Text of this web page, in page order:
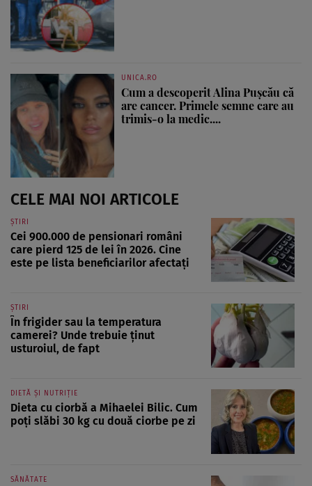
UNICA.RO
Cum a descoperit Alina Pușcău că
are cancer. Primele semne care au
trimis-o la medic....
CELE MAI NOI ARTICOLE
ȘTIRI
Cei 900.000 de pensionari români
care pierd 125 de lei în 2026. Cine
este pe lista beneficiarilor afectați
ȘTIRI
În frigider sau la temperatura
camerei? Unde trebuie ținut
usturoiul, de fapt
DIETĂ ȘI NUTRIȚIE
Dieta cu ciorbă a Mihaelei Bilic. Cum
poți slăbi 30 kg cu două ciorbe pe zi
SĂNĂTATE